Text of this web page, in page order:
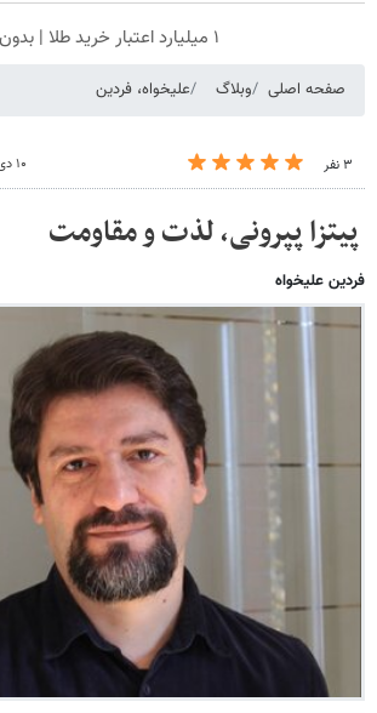
۱ میلیارد اعتبار خرید طلا | بدون ضامن و چک
صفحه اصلی وبلاگ علیخواه، فردین
۳ نفر ۱۰ دی ۱۴۰۳ - ۱۴:۱۷
پیتزا پپرونی، لذت و مقاومت
فردین علیخواه